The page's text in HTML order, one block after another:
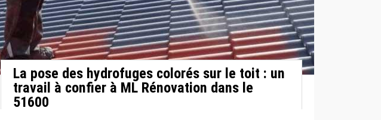
La pose des hydrofuges colorés sur le toit : un
travail à confier à ML Rénovation dans le
51600